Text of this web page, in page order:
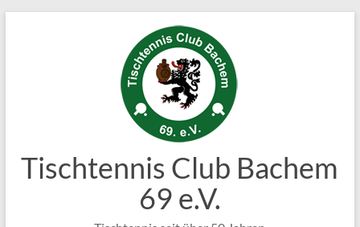
Tischtennis Club Bachem
69 e.V.